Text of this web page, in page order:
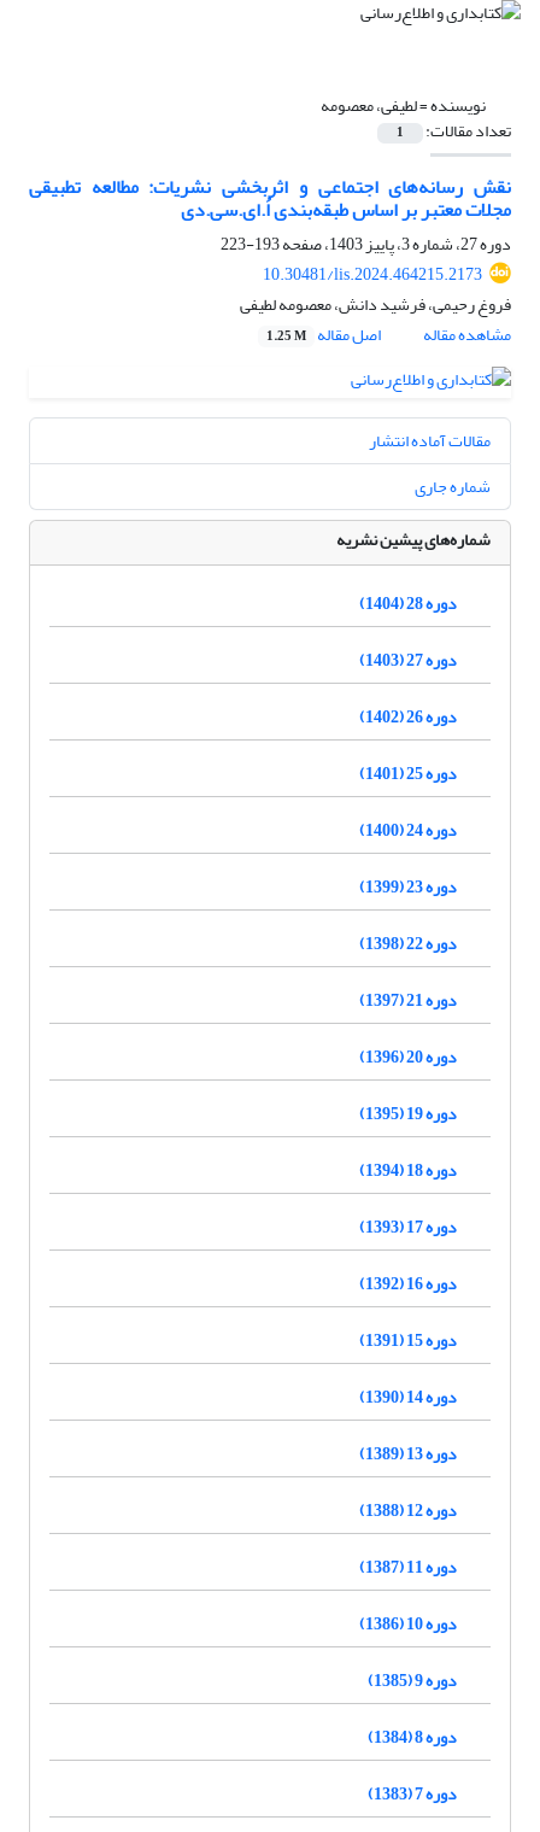
نویسنده =لطیفی، معصومه
تعداد مقالات: 1
نقش رسانه‌های اجتماعی و اثربخشی نشریات: مطالعه تطبیقی
مجلات معتبر بر اساس طبقه‌بندی اُ.ای.سی.دی
دوره 27، شماره 3، پاییز 1403، صفحه
193-223
10.30481/lis.2024.464215.2173
فروغ رحیمی، فرشید دانش، معصومه لطیفی
مشاهده مقاله
اصل مقاله 1.25 M
مقالات آماده انتشار
شماره جاری
شماره‌های پیشین نشریه
دوره 28 (1404)
دوره 27 (1403)
دوره 26 (1402)
دوره 25 (1401)
دوره 24 (1400)
دوره 23 (1399)
دوره 22 (1398)
دوره 21 (1397)
دوره 20 (1396)
دوره 19 (1395)
دوره 18 (1394)
دوره 17 (1393)
دوره 16 (1392)
دوره 15 (1391)
دوره 14 (1390)
دوره 13 (1389)
دوره 12 (1388)
دوره 11 (1387)
دوره 10 (1386)
دوره 9 (1385)
دوره 8 (1384)
دوره 7 (1383)